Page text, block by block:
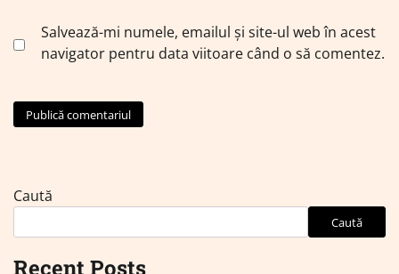
Salvează-mi numele, emailul și site-ul web în acest
navigator pentru data viitoare când o să comentez.
Caută
Caută
Recent Posts